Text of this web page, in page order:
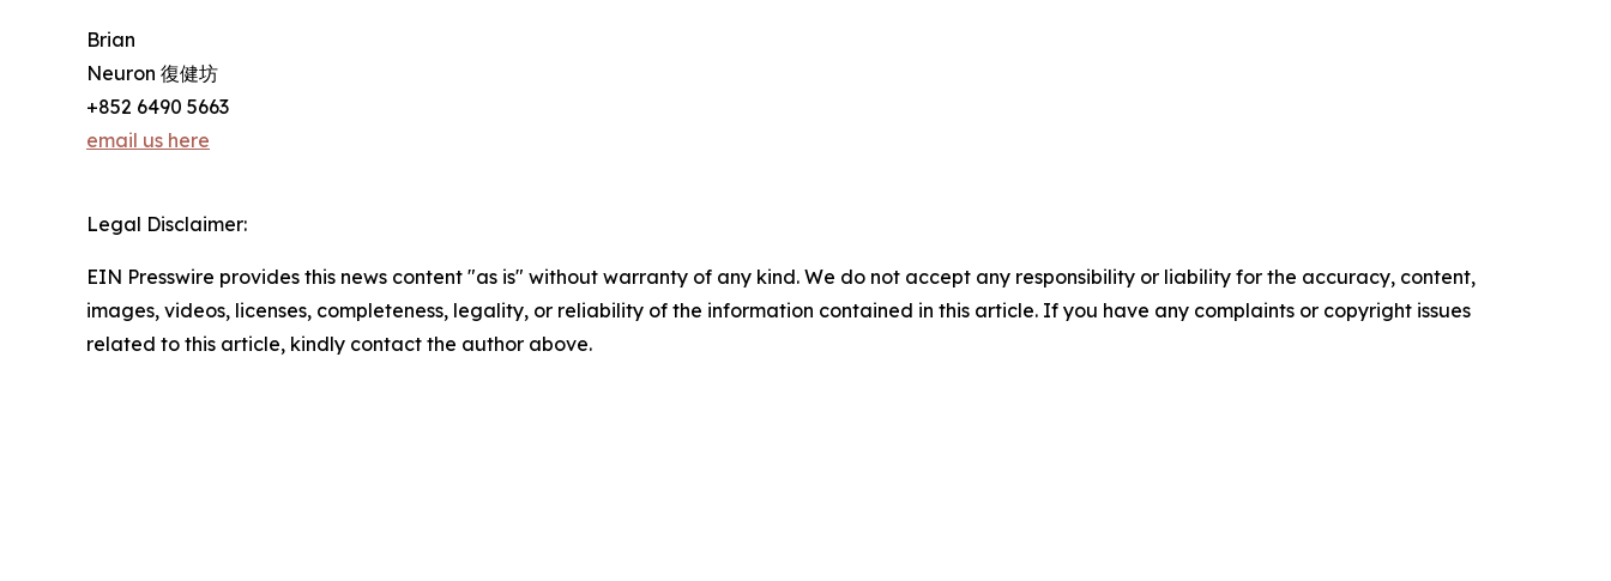
Brian
Neuron 復健坊
+852 6490 5663
email us here
Legal Disclaimer:
EIN Presswire provides this news content "as is" without warranty of any kind. We do not accept any responsibility or liability for the accuracy, content,
images, videos, licenses, completeness, legality, or reliability of the information contained in this article. If you have any complaints or copyright issues
related to this article, kindly contact the author above.